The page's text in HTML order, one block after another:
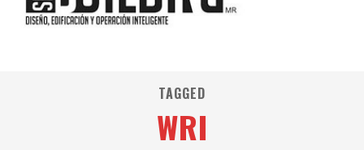
TAGGED
WRI